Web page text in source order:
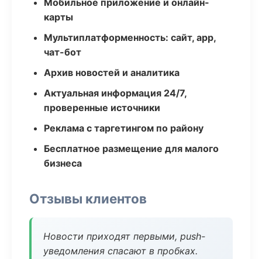
Мобильное приложение и онлайн-
карты
Мультиплатформенность: сайт, app,
чат-бот
Архив новостей и аналитика
Актуальная информация 24/7,
проверенные источники
Реклама с таргетингом по району
Бесплатное размещение для малого
бизнеса
Отзывы клиентов
Новости приходят первыми, push-
уведомления спасают в пробках.